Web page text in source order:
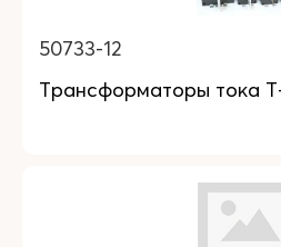
50733-12
Трансформаторы тока